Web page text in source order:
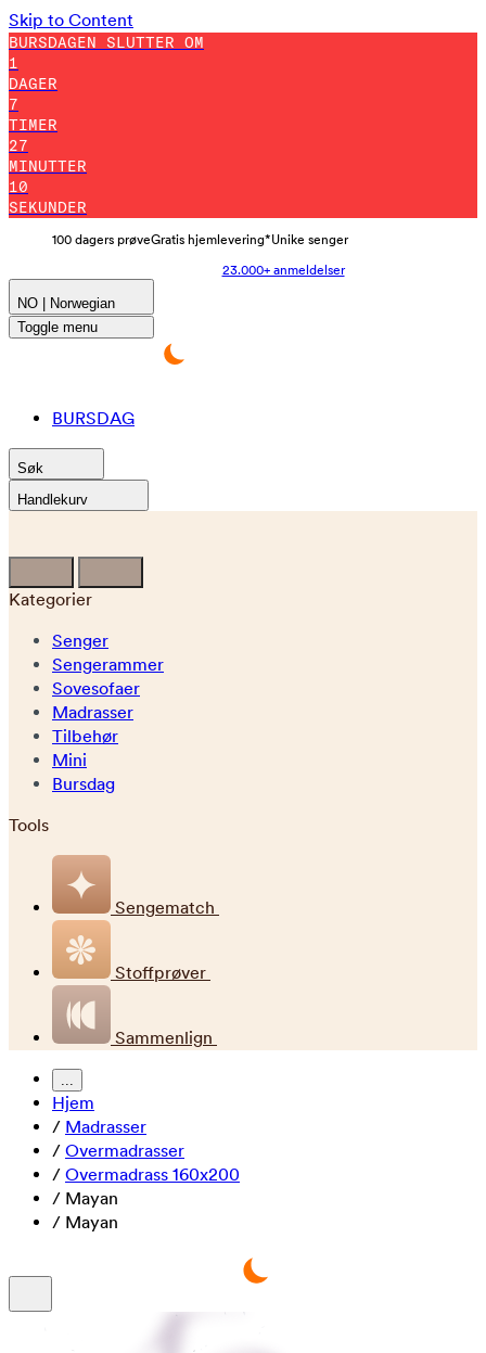
Skip to Content
BURSDAGEN SLUTTER OM
1
DAGER
7
TIMER
27
MINUTTER
7
SEKUNDER
100 dagers prøveGratis hjemlevering*Unike senger
23.000+ anmeldelser
NO | Norwegian
Toggle menu
BURSDAG
Søk
Handlekurv
Kategorier
Senger
Sengerammer
Sovesofaer
Madrasser
Tilbehør
Mini
Bursdag
Tools
Sengematch
Stoffprøver
Sammenlign
...
Hjem
/ Madrasser
/ Overmadrasser
/ Overmadrass 160x200
/ Mayan
/ Mayan